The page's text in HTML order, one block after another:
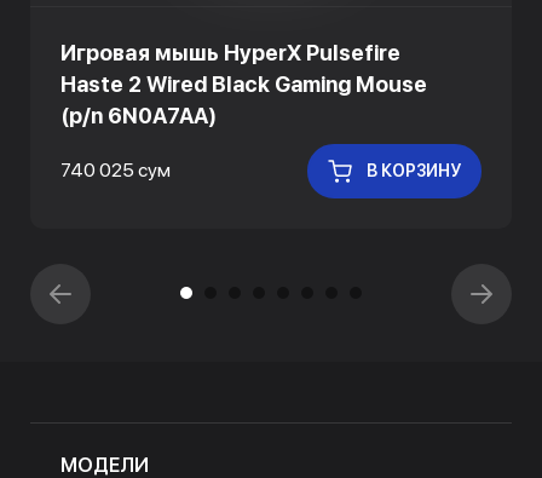
Игровая мышь HyperX Pulsefire
Haste 2 Wired Black Gaming Mouse
(p/n 6N0A7AA)
740 025 сум В КОРЗИНУ
МОДЕЛИ